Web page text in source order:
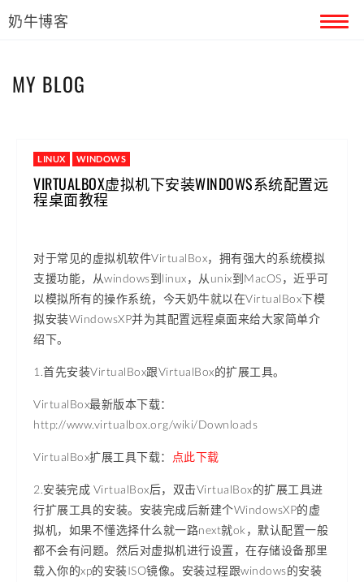
奶牛博客
MY BLOG
LINUX WINDOWS
VIRTUALBOX虚拟机下安装WINDOWS系统配置远
程桌面教程
对于常见的虚拟机软件VirtualBox，拥有强大的系统模拟
支援功能，从windows到linux，从unix到MacOS，近乎可
以模拟所有的操作系统，今天奶牛就以在VirtualBox下模
拟安装WindowsXP并为其配置远程桌面来给大家简单介
绍下。
1.首先安装VirtualBox跟VirtualBox的扩展工具。
VirtualBox最新版本下载：
http://www.virtualbox.org/wiki/Downloads
VirtualBox扩展工具下载： 点此下载
2.安装完成 VirtualBox后，双击VirtualBox的扩展工具进
行扩展工具的安装。安装完成后新建个WindowsXP的虚
拟机，如果不懂选择什么就一路next就ok，默认配置一般
都不会有问题。然后对虚拟机进行设置，在存储设备那里
载入你的xp的安装ISO镜像。安装过程跟windows的安装